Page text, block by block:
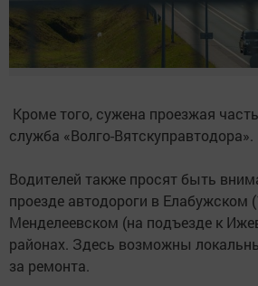
Кроме того, сужена проезжая
служба «Волго-Вятскуправтодора».
Водителей также просят быть
проезде автодороги в Елабужском
Менделеевском (на подъезде к
районах. Здесь возможны
за ремонта.